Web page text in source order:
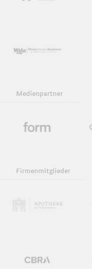
Medienpartner
Firmenmitglieder